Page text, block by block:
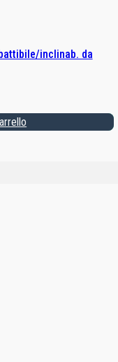
inclinab. da